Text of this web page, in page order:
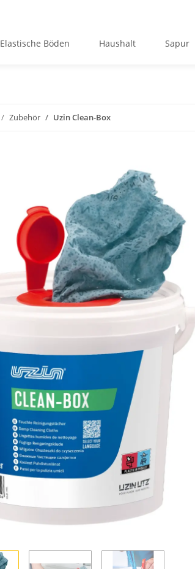
Elastische Böden Haushalt Sapur
Zubehör Uzin Clean-Box